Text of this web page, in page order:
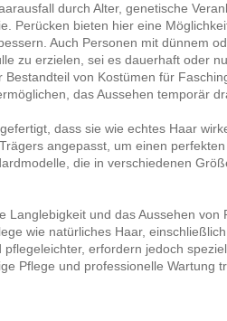
durch Alter, genetische
Perücken bieten hier eine
Auch Personen mit dünnem
zu erzielen, sei es dauerhaft oder
von Kostümen für
das Aussehen temporär
dass sie wie echtes Haar
angepasst, um einen
die in verschiedenen
Langlebigkeit und das Aussehen von
wie natürliches Haar,
erfordern jedoch
Pflege und professionelle Wartung